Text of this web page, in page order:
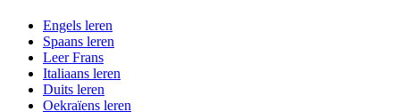
Engels leren
Spaans leren
Leer Frans
Italiaans leren
Duits leren
Oekraïens leren